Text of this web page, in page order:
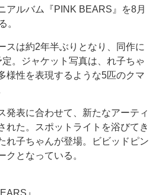
ルバム『PINK BEARS』を8月
。
は約2年半ぶりとなり、同作に
。ジャケット写真は、れ子ちゃ
様性を表現するような5匹のクマ
表に合わせて、新たなアーティ
れた。スポットライトを浴びてき
れ子ちゃんが登場。ビビッドピン
クとなっている。
』